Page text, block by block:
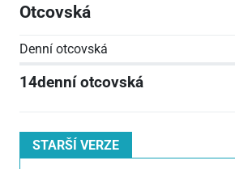
Otcovská
Denní otcovská
14denní otcovská
STARŠÍ VERZE